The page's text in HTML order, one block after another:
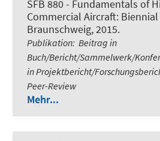
SFB 880 - Fundamentals of
Commercial Aircraft: Biennial
Braunschweig, 2015.
Publikation: Beitrag in
Buch/Bericht/Sammelwerk/
in Projektbericht/
Peer-Review
Mehr...